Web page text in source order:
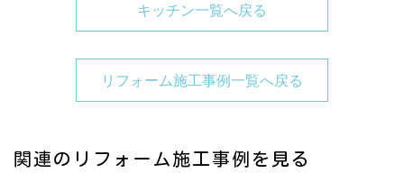
キッチン一覧へ戻る
リフォーム施工事例一覧へ戻る
関連のリフォーム施工事例を見る